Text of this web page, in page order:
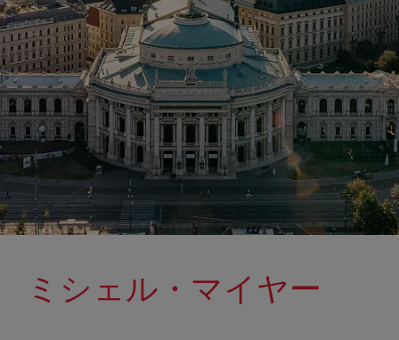
ミシェル・マイヤー